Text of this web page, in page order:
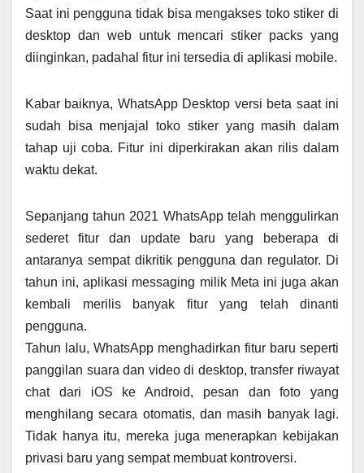
Saat ini pengguna tidak bisa mengakses toko stiker di
desktop dan web untuk mencari stiker packs yang
diinginkan, padahal fitur ini tersedia di aplikasi mobile.
Kabar baiknya, WhatsApp Desktop versi beta saat ini
sudah bisa menjajal toko stiker yang masih dalam
tahap uji coba. Fitur ini diperkirakan akan rilis dalam
waktu dekat.
Sepanjang tahun 2021 WhatsApp telah menggulirkan
sederet fitur dan update baru yang beberapa di
antaranya sempat dikritik pengguna dan regulator. Di
tahun ini, aplikasi messaging milik Meta ini juga akan
kembali merilis banyak fitur yang telah dinanti
pengguna.
Tahun lalu, WhatsApp menghadirkan fitur baru seperti
panggilan suara dan video di desktop, transfer riwayat
chat dari iOS ke Android, pesan dan foto yang
menghilang secara otomatis, dan masih banyak lagi.
Tidak hanya itu, mereka juga menerapkan kebijakan
privasi baru yang sempat membuat kontroversi.